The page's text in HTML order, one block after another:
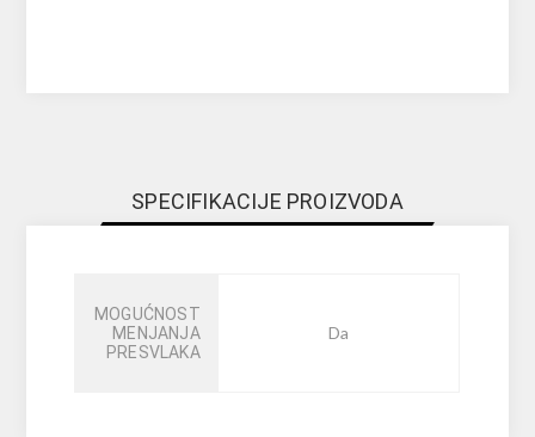
SPECIFIKACIJE PROIZVODA
MOGUĆNOST
MENJANJA
PRESVLAKA
Da